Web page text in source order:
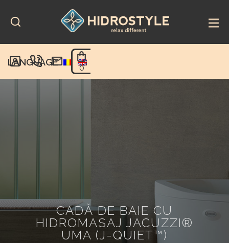
content
LANGUAGE
0
CADĂ DE BAIE CU
HIDROMASAJ JACUZZI®
UMA (J-QUIET™)